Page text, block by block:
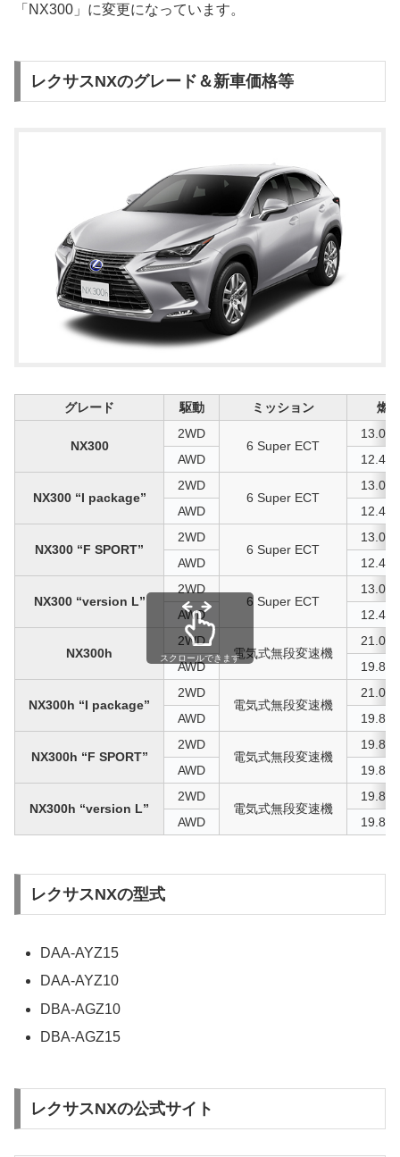
「NX300」に変更になっています。
レクサスNXのグレード＆新車価格等
グレード 駆動 ミッション 燃
NX300
2WD
6 Super ECT
13.0
AWD
12.4
NX300 “I package”
2WD
6 Super ECT
13.0
AWD
12.4
NX300 “F SPORT”
2WD
6 Super ECT
13.0
AWD
12.4
NX300 “version L”
2WD
6 Super ECT
13.0
AWD
12.4
NX300h
2WD
電気式無段変速機
21.0
AWD
19.8
NX300h “I package”
2WD
電気式無段変速機
21.0
AWD
19.8
NX300h “F SPORT”
2WD
電気式無段変速機
19.8
AWD
19.8
NX300h “version L”
2WD
電気式無段変速機
19.8
AWD
19.8
スクロールできます
レクサスNXの型式
DAA-AYZ15
DAA-AYZ10
DBA-AGZ10
DBA-AGZ15
レクサスNXの公式サイト